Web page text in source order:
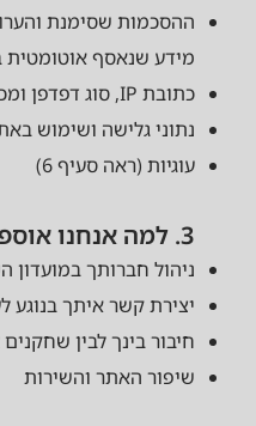
ההסכמות שסימנת
מידע שנאסף
כתובת IP, סוג דפדפן ומכשיר
נתוני גלישה ושימוש
עוגיות (ראה סעיף 6)
3. למה אנחנו אוספים את המידע
ניהול חברותך במועדון
יצירת קשר איתך בנוגע
חיבור בינך לבין
שיפור האתר והשירות